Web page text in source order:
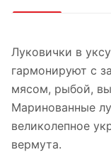
Луковички в
гармонируют с
мясом, рыбой,
Маринованные
великолепное
вермута.